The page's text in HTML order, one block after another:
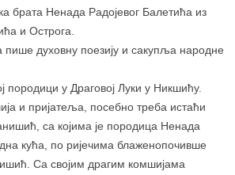
брата Ненада Радојевог Балетића из
и Острога.
духовну поезију и сакупља народне
породици у Драговој Луки у Никшићу.
и пријатеља, посебно треба истаћи
са којима је породица Ненада
кућа, по ријечима блаженопочивше
Са својим драгим комшијама